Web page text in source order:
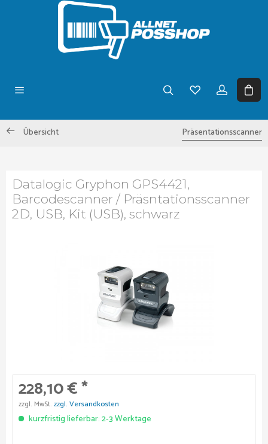
Übersicht Präsentationsscanner
Datalogic Gryphon GPS4421,
Barcodescanner / Präsntationsscanner
2D, USB, Kit (USB), schwarz
228,10 € *
zzgl. MwSt. zzgl. Versandkosten
kurzfristig lieferbar: 2-3 Werktage